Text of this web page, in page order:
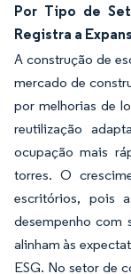
Por Tipo de
Registra a
A construção de
mercado de
por melhorias de
reutilização
ocupação mais
torres. O
escritórios, pois
desempenho com
alinham às
ESG. No setor de